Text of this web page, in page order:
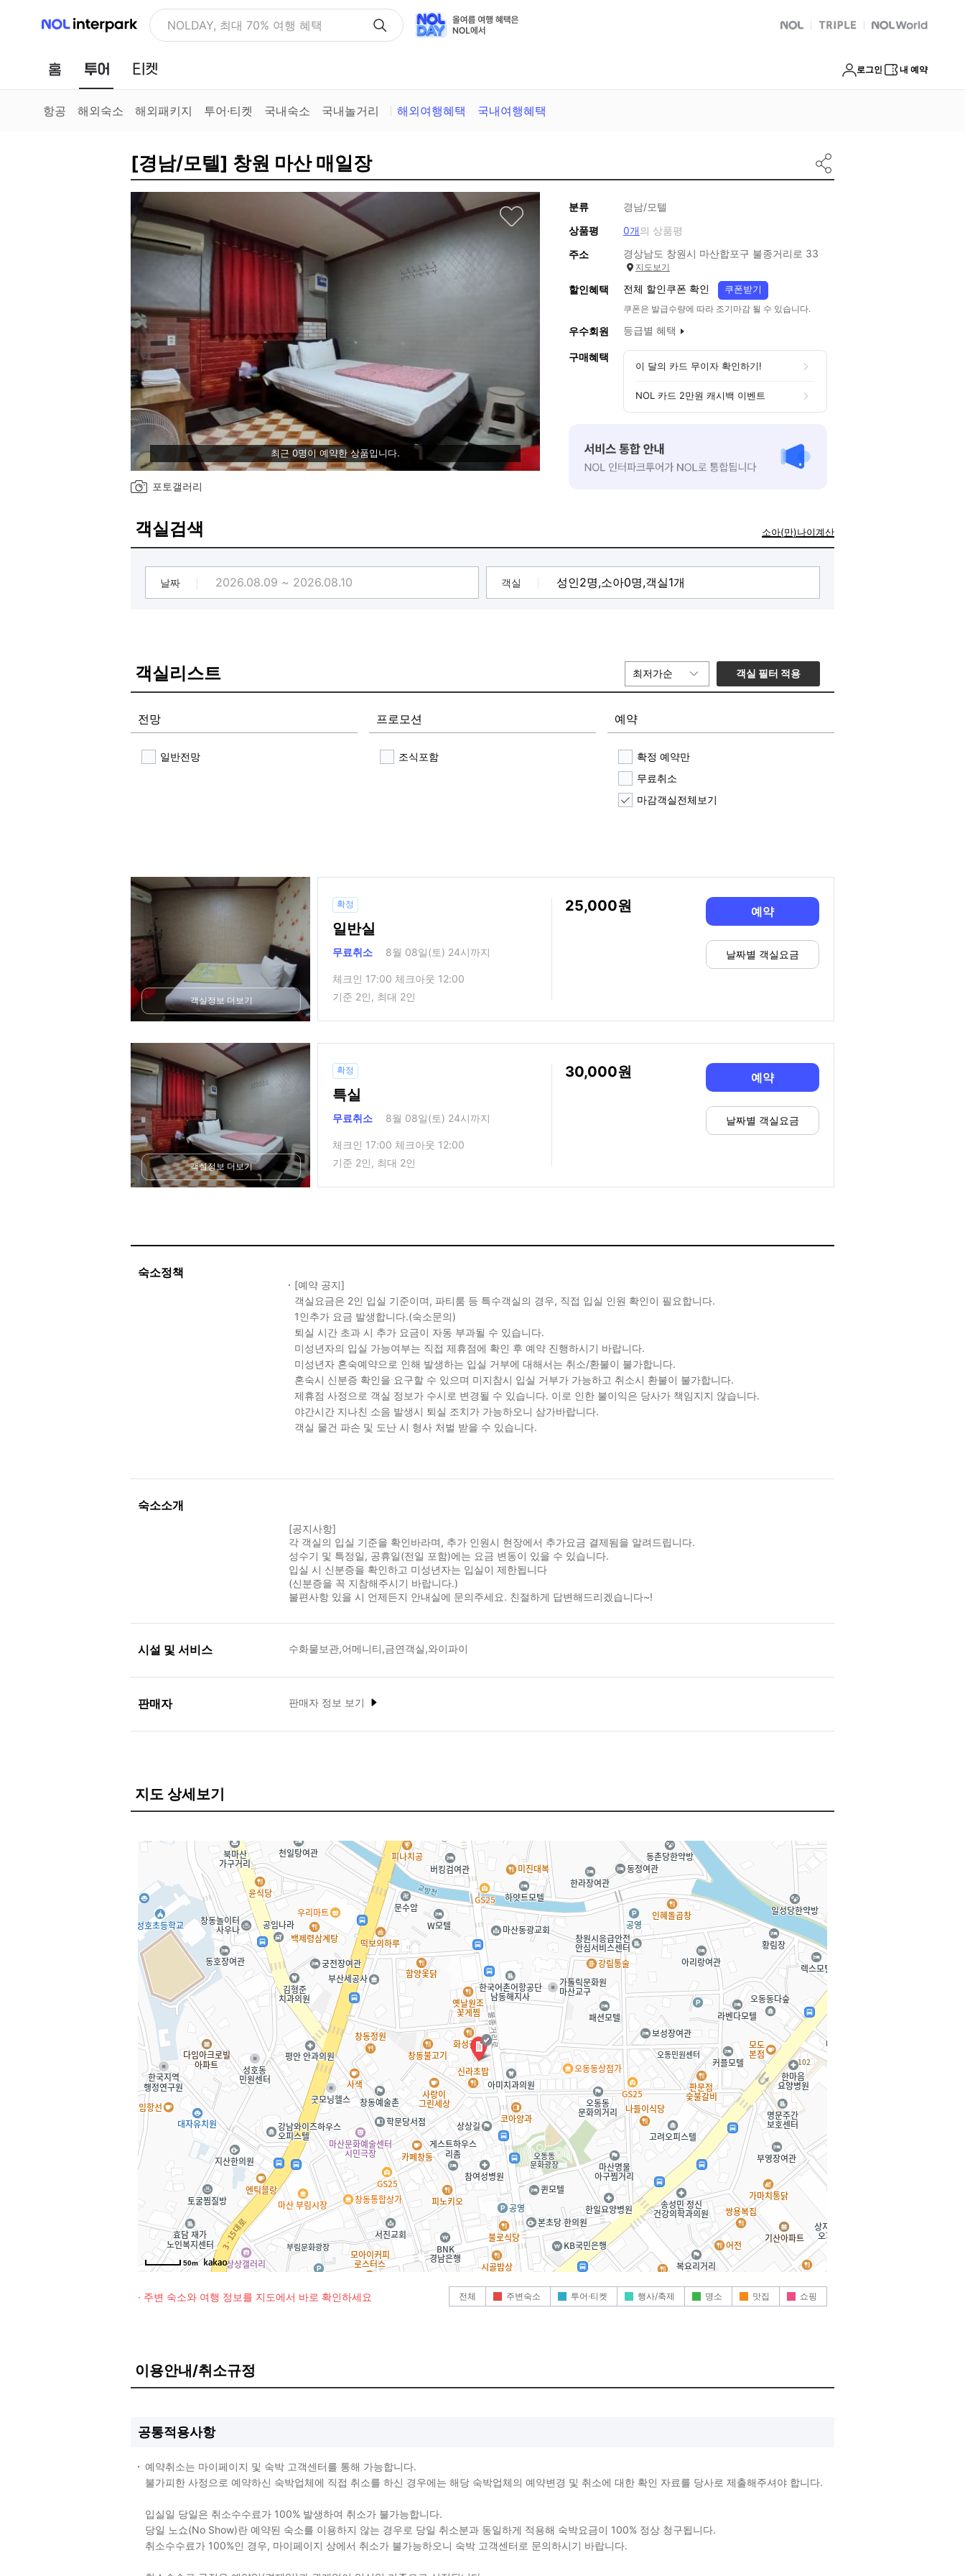
NOL 인터파크 NOLDAY, 최대 70% 여행 혜택 NOL 트리플 Global Interpark
홈 투어 로그인 내 예약
항공 해외숙소 해외패키지 투어·티켓 국내숙소 국내놀거리 해외여행혜택 국내여행혜택
[경남/모텔] 창원 마산 매일장
최근 0명이 예약한 상품입니다.
포토갤러리
분류
경남/모텔
상품평
0개의 상품평
주소
경상남도 창원시 마산합포구 불종거리로 33
지도보기
할인혜택 전체 할인쿠폰 확인 쿠폰받기
쿠폰은 발급수량에 따라 조기마감 될 수 있습니다.
우수회원 등급별 혜택
구매혜택
이 달의 카드 무이자 확인하기!
NOL 카드 2만원 캐시백 이벤트
객실검색 소아(만)나이계산
날짜 객실
객실리스트 최저가순 객실 필터 적용
전망
일반전망
프로모션
조식포함
예약
확정 예약만
무료취소
마감객실전체보기
객실정보 더보기
확정
일반실
무료취소 8월 08일(토) 24시까지
체크인 17:00 체크아웃 12:00
기준 2인, 최대 2인
25,000 예약
날짜별 객실요금
객실정보 더보기
확정
특실
무료취소 8월 08일(토) 24시까지
체크인 17:00 체크아웃 12:00
기준 2인, 최대 2인
30,000 예약
날짜별 객실요금
숙소정책
[예약 공지]
객실요금은 2인 입실 기준이며, 파티룸 등 특수객실의 경우, 직접 입실 인원 확인이 필요합니다.
1인추가 요금 발생합니다.(숙소문의)
퇴실 시간 초과 시 추가 요금이 자동 부과될 수 있습니다.
미성년자의 입실 가능여부는 직접 제휴점에 확인 후 예약 진행하시기 바랍니다.
미성년자 혼숙예약으로 인해 발생하는 입실 거부에 대해서는 취소/환불이 불가합니다.
혼숙시 신분증 확인을 요구할 수 있으며 미지참시 입실 거부가 가능하고 취소시 환불이 불가합니다.
제휴점 사정으로 객실 정보가 수시로 변경될 수 있습니다. 이로 인한 불이익은 당사가 책임지지 않습니다.
야간시간 지나친 소음 발생시 퇴실 조치가 가능하오니 삼가바랍니다.
객실 물건 파손 및 도난 시 형사 처벌 받을 수 있습니다.
숙소소개
[공지사항]
각 객실의 입실 기준을 확인바라며, 추가 인원시 현장에서 추가요금 결제됨을 알려드립니다.
성수기 및 특정일, 공휴일(전일 포함)에는 요금 변동이 있을 수 있습니다.
입실 시 신분증을 확인하고 미성년자는 입실이 제한됩니다
(신분증을 꼭 지참해주시기 바랍니다.)
불편사항 있을 시 언제든지 안내실에 문의주세요. 친절하게 답변해드리겠습니다~!
시설 및 서비스 수화물보관,어메니티,금연객실,와이파이
판매자 판매자 정보 보기
지도 상세보기
50m
· 주변 숙소와 여행 정보를 지도에서 바로 확인하세요 전체 주변숙소 투어·티켓 행사/축제 명소 맛집 쇼핑
이용안내/취소규정
공통적용사항
예약취소는 마이페이지 및 숙박 고객센터를 통해 가능합니다.
불가피한 사정으로 예약하신 숙박업체에 직접 취소를 하신 경우에는 해당 숙박업체의 예약변경 및 취소에 대한 확인 자료를 당사로 제출해주셔야 합니다.
입실일 당일은 취소수수료가 100% 발생하여 취소가 불가능합니다.
당일 노쇼(No Show)란 예약된 숙소를 이용하지 않는 경우로 당일 취소분과 동일하게 적용해 숙박요금이 100% 정상 청구됩니다.
취소수수료가 100%인 경우, 마이페이지 상에서 취소가 불가능하오니 숙박 고객센터로 문의하시기 바랍니다.